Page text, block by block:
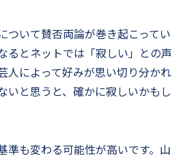
ついて賛否両論が巻き起こってい
るとネットでは「寂しい」との声
人によって好みが思い切り分かれ
いと思うと、確かに寂しいかもし
準も変わる可能性が高いです。山